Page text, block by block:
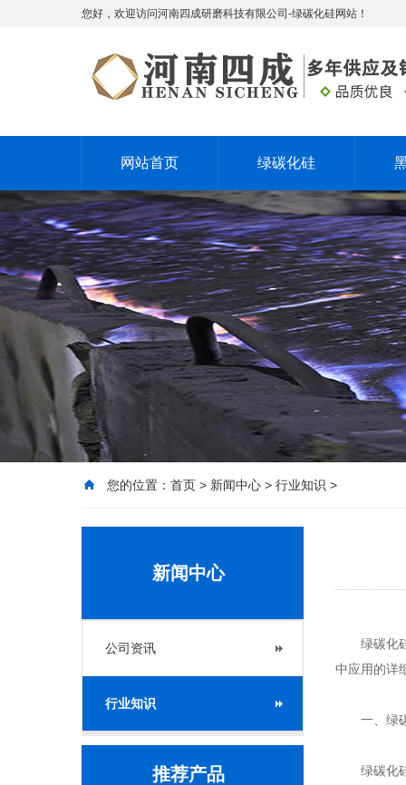
您好，欢迎访问河南四成研磨科技有限公司-绿碳化硅网站！
网站首页 绿碳化硅
您的位置： 首页 > 新闻中心 > 行业知识 >
新闻中心
公司资讯
行业知识
推荐产品
绿碳化
中应用的详
一、绿碳
绿碳化硅